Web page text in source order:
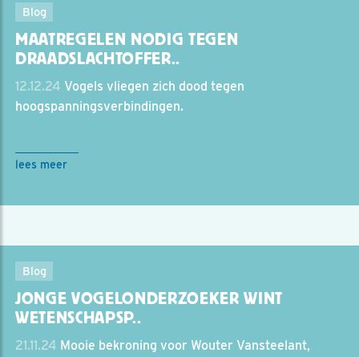
Blog
MAATREGELEN NODIG TEGEN
DRAADSLACHTOFFER..
12.12.24 Vogels vliegen zich dood tegen
hoogspanningsverbindingen.
lees meer
Blog
JONGE VOGELONDERZOEKER WINT
WETENSCHAPSP..
21.11.24 Mooie bekroning voor Wouter Vansteelant,